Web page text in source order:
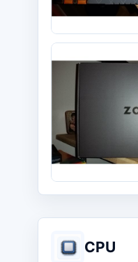
CPU